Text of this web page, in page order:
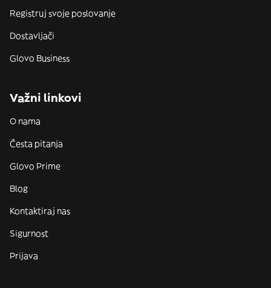
Registruj svoje poslovanje
Dostavljači
Glovo Business
Važni linkovi
O nama
Česta pitanja
Glovo Prime
Blog
Kontaktiraj nas
Sigurnost
Prijava